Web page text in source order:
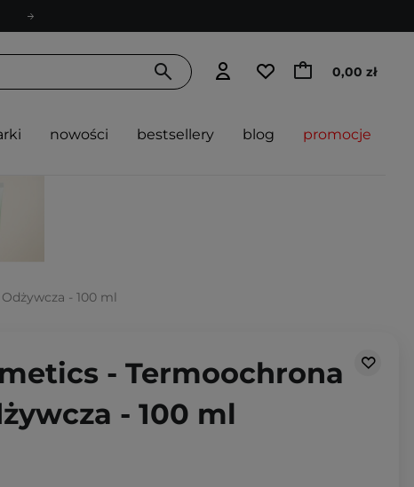
0,00 zł
nowości bestsellery blog promocje
- 100 ml
- Termoochrona
- 100 ml